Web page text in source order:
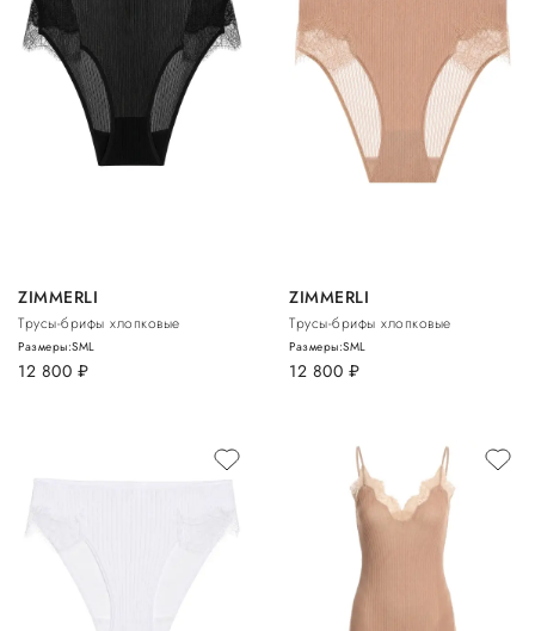
ZIMMERLI
Трусы-брифы хлопковые
12 800 руб.
Размеры:SML
ZIMMERLI
Трусы-брифы хлопковые
12 800 руб.
Размеры:SML